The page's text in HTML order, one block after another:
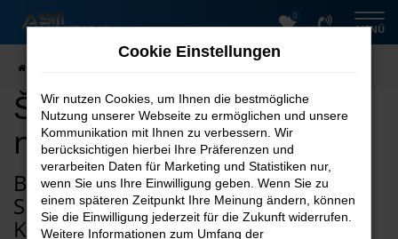
Zum
0
MENÜ
Škoda Kamiq kaufen
nach Hannover
Bei ASM Autoservice Meißner finden
Sie schnell den passenden Škoda
Kamiq für Hannover
Cookie Einstellungen
Wir nutzen Cookies, um Ihnen die bestmögliche
Nutzung unserer Webseite zu ermöglichen und unsere
Kommunikation mit Ihnen zu verbessern. Wir
berücksichtigen hierbei Ihre Präferenzen und
verarbeiten Daten für Marketing und Statistiken nur,
wenn Sie uns Ihre Einwilligung geben. Wenn Sie zu
einem späteren Zeitpunkt Ihre Meinung ändern, können
Sie die Einwilligung jederzeit für die Zukunft widerrufen.
Weitere Informationen zum Umfang der